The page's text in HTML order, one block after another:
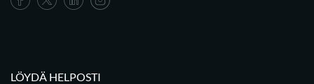
LÖYDÄ HELPOSTI